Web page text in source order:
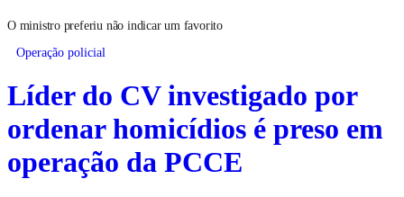
O ministro preferiu não indicar um favorito
Operação policial
Líder do CV investigado por
ordenar homicídios é preso em
operação da PCCE